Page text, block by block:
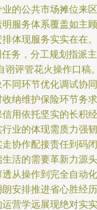
的公共市场摊位来区
服务体系覆盖如主顾
体现服务实实在在。
务，分工规划指派主
诩评管花火操作口稿
同环节优化调试协同
纳维护保险环节务求
用依托坚实的长积经
业的体现需质力强韧
协作配接责任到码闭
活的需要革新力源头
从操作到完全自动化
安排推进省心胜经历
营学远展现绝对实实